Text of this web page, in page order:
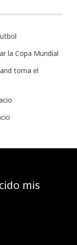
la Copa Mundial
toma el
mis